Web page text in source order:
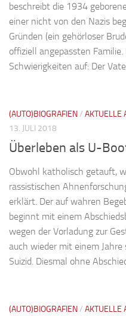
beschreibt die 1934
einer nicht von den Nazis
Gründen (ein gehörloser
offiziell angepassten
Schwierigkeiten auf: Der
(AUTO)BIOGRAFIEN/ AKTUELLE
13. JULI 2018
Überleben als U-
Obwohl katholisch getauft,
rassistischen
erklärt. Der auf wahren
beginnt mit einem
wegen der Vorladung zur
auch wieder mit einem
Suizid. Diesmal ohne
(AUTO)BIOGRAFIEN/ AKTUELLE